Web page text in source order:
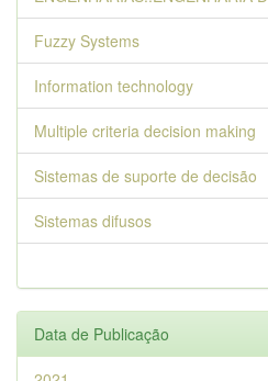
Fuzzy Systems
Information technology
Multiple criteria decision making
Sistemas de suporte de decisão
Sistemas difusos
Data de Publicação